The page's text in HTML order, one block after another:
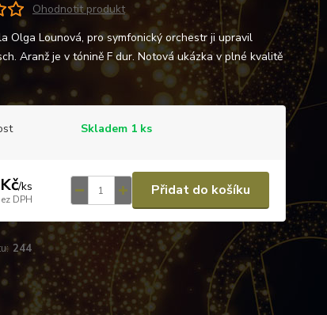
Ohodnotit produkt
Olga Lounová, pro symfonický orchestr ji upravil
Aranž je v tónině F dur. Notová ukázka v plné kvalitě
Skladem 1 ks
/ks
DPH
Přidat do košíku
244